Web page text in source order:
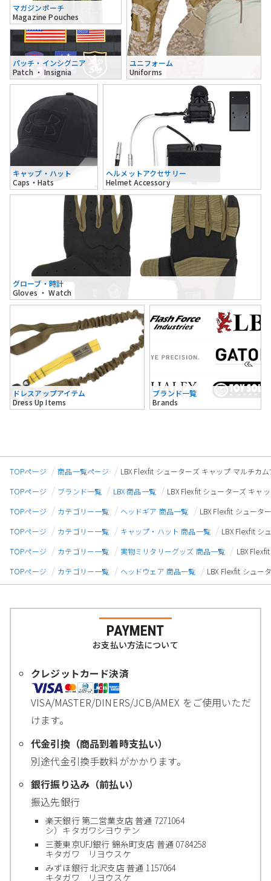
マガジンポーチ
Magazine Pouches
パッチ・インシグニア
Patch ・ Insignia
ユニフォーム
Uniforms
キャップ・ハット
Caps・Hats
ヘルメットアクセサリー
Helmet Accessory
グローブ・時計
Gloves ・ Watch
ドレスアップアイテム
Dress Up Items
ブランド一覧
Brands
TOPページ 商品一覧ページ
LBX Flexfit シューターズ キャップ マルチカ
TOPページ
ブランド一覧 LBX 商品一覧
LBX Flexfit シューターズ キャ
TOPページ
カテゴリー一覧 ヘッドギア 商品一覧
LBX Flexfit シュータ
TOPページ
カテゴリー一覧 キャップ・ハット 商品一覧
LBX Flexfit シ
TOPページ
カテゴリー一覧 実物ミリタリーグッズ 商品一覧
LBX
TOPページ
カテゴリー一覧 ヘッドウェア 商品一覧 LBX Flexfit シュー
PAYMENT
お支払い方法について
クレジットカード決済
VISA/MASTER/DINERS/JCB/AMEX をご使用いただ
けます。
代金引換（商品到着時支払い）
別途代金引換手数料がかかります。
銀行振り込み（前払い）
振込先銀行
楽天銀行 第二営業支店 普通 7271064
シ）キタガワシヨウテン
三菱東京UFJ銀行 錦糸町支店 普通 0784258
キタガワ リヨウスケ
みずほ銀行 北沢支店 普通 1157064
キタガワ リヨウスケ